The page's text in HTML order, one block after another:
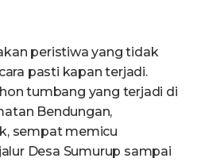
peristiwa yang tidak
pasti kapan terjadi.
tumbang yang terjadi di
Bendungan,
sempat memicu
Desa Sumurup sampai